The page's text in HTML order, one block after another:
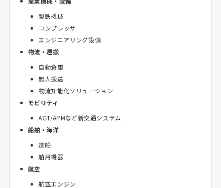
製鉄機械
コンプレッサ
エンジニアリング設備
物流・運搬
自動倉庫
無人搬送
物流知能化ソリューション
モビリティ
AGT/APMなど新交通システム
船舶・海洋
造船
舶用機器
航空
航空エンジン